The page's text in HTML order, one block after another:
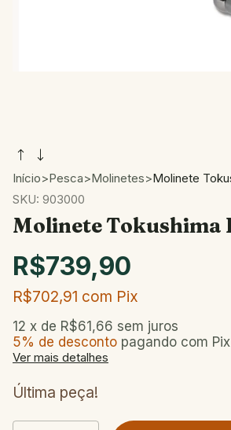
Início>Pesca>Molinetes>Molinete
SKU: 903000
Molinete Tokushima
R$739,90
R$702,91 com Pix
12 x de R$61,66 sem juros
5% de desconto pagando com Pix
Ver mais detalhes
Última peça!